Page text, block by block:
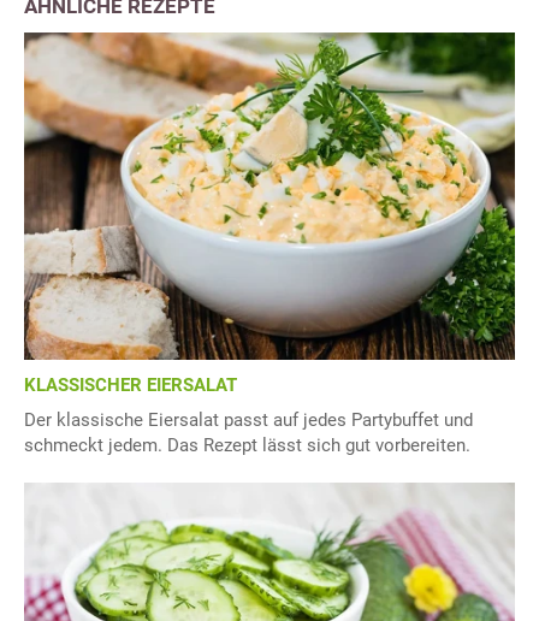
ÄHNLICHE REZEPTE
KLASSISCHER EIERSALAT
Der klassische Eiersalat passt auf jedes Partybuffet und
schmeckt jedem. Das Rezept lässt sich gut vorbereiten.